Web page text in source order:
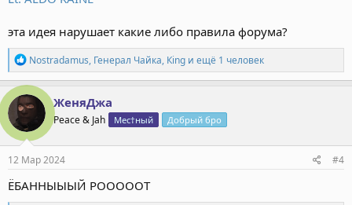
эта идея нарушает какие либо правила форума?
Р
е
а
к
ц
и
и
:
Nostradamus, Генерал Чайка, Кing и ещё 1 человек
ЖеняДжа
Peace & Jah Мес†ный Добрый бро
12 Мар 2024 #4
ЁБАННЫЫЫЙ РОООООТ